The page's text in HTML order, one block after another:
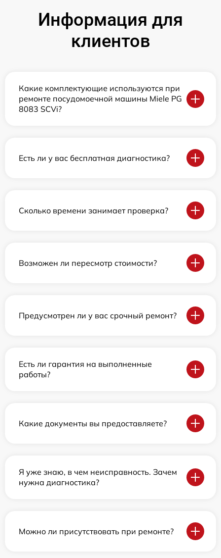
Информация для
клиентов
Какие комплектующие используются при
ремонте посудомоечной машины Miele PG
8083 SCVi?
Есть ли у вас бесплатная диагностика?
Сколько времени занимает проверка?
Возможен ли пересмотр стоимости?
Предусмотрен ли у вас срочный ремонт?
Есть ли гарантия на выполненные
работы?
Какие документы вы предоставляете?
Я уже знаю, в чем неисправность. Зачем
нужна диагностика?
Можно ли присутствовать при ремонте?